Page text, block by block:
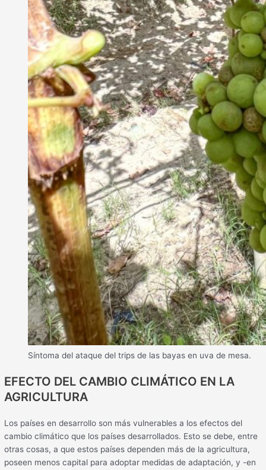
Síntoma del ataque del trips de las bayas en uva de mesa.
EFECTO DEL CAMBIO CLIMÁTICO EN LA
AGRICULTURA
Los países en desarrollo son más vulnerables a los efectos del
cambio climático que los países desarrollados. Esto se debe, entre
otras cosas, a que estos países dependen más de la agricultura,
poseen menos capital para adoptar medidas de adaptación, y -en